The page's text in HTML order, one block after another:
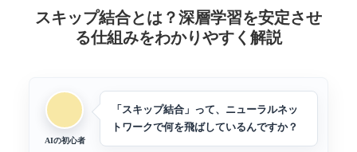
スキップ結合とは？深層学習を安定させ
る仕組みをわかりやすく解説
AIの初心者
「スキップ結合」って、ニューラルネッ
トワークで何を飛ばしているんですか？